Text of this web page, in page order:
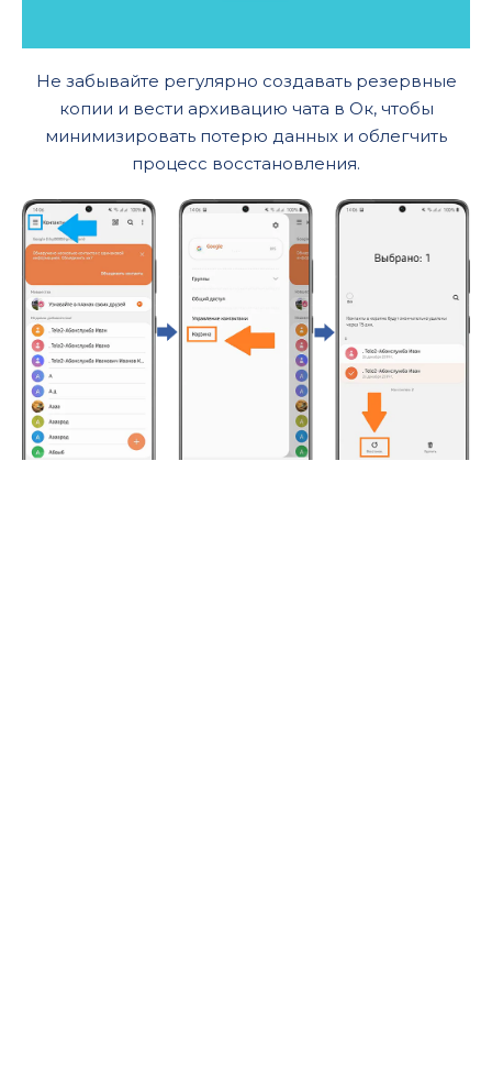
Не забывайте регулярно создавать резервные
копии и вести архивацию чата в Ок, чтобы
минимизировать потерю данных и облегчить
процесс восстановления.